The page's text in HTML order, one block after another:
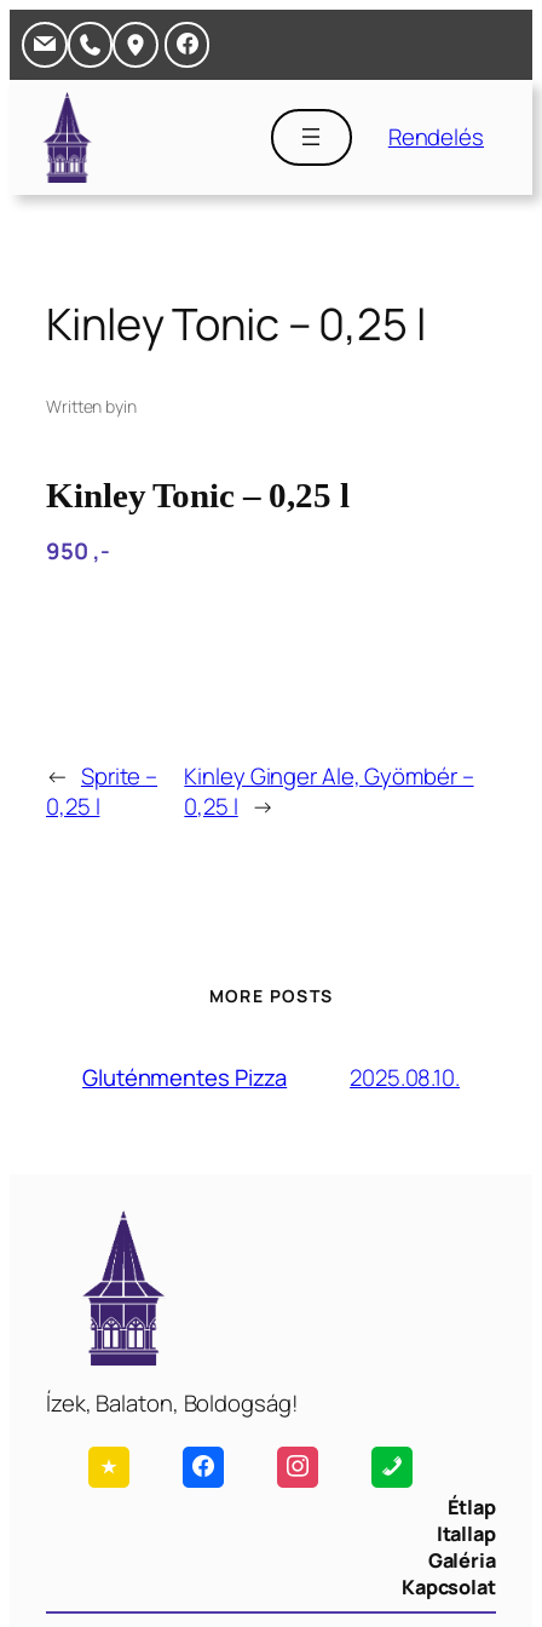
Ugrás
tartalomhoz
Rendelés
Kinley Tonic – 0,25 l
Written byin
Kinley Tonic – 0,25 l
950‎ ,-
← Sprite –
0,25 l
Kinley Ginger Ale, Gyömbér –
0,25 l →
MORE POSTS
Gluténmentes Pizza 2025.08.10.
Ízek, Balaton, Boldogság!
Étlap
Itallap
Galéria
Kapcsolat